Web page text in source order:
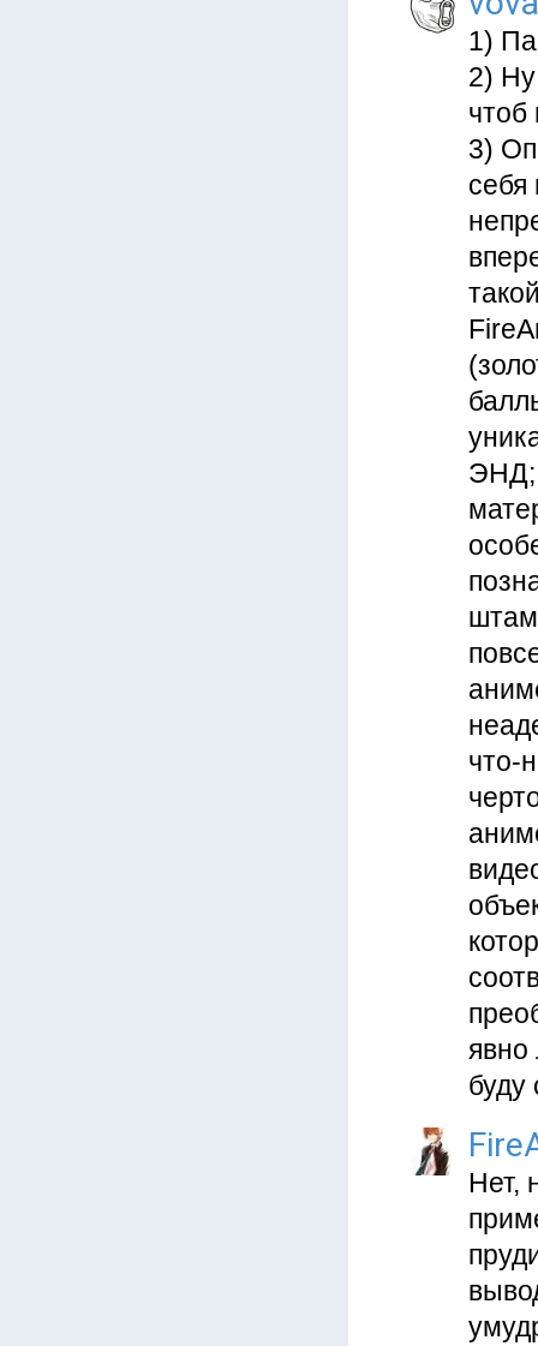
1)
2) Ну
чтоб
3)
себя
ЭНД;
что-
явно
буду
Нет,